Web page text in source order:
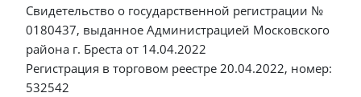
Свидетельство о государственной регистрации №
0180437, выданное Администрацией Московского
района г. Бреста от 14.04.2022
Регистрация в торговом реестре 20.04.2022, номер:
532542